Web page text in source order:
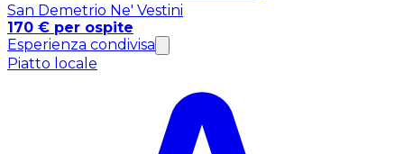
San Demetrio Ne' Vestini
170 € per ospite
Esperienza condivisa
Piatto locale